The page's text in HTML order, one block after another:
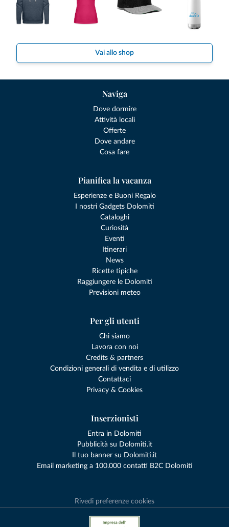
Vai allo shop
Naviga
Dove dormire
Attività locali
Offerte
Dove andare
Cosa fare
Pianifica la vacanza
Esperienze e Buoni Regalo
I nostri Gadgets Dolomiti
Cataloghi
Curiosità
Eventi
Itinerari
News
Ricette tipiche
Raggiungere le Dolomiti
Previsioni meteo
Per gli utenti
Chi siamo
Lavora con noi
Credits & partners
Condizioni generali di vendita e di utilizzo
Contattaci
Privacy & Cookies
Inserzionisti
Entra in Dolomiti
Pubblicità su Dolomiti.it
Il tuo banner su Dolomiti.it
Email marketing a 100.000 contatti B2C Dolomiti
Rivedi preferenze cookies